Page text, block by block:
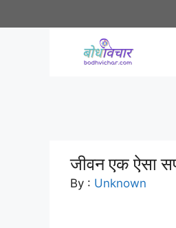
to
जीवन एक ऐसा
By : Unknown